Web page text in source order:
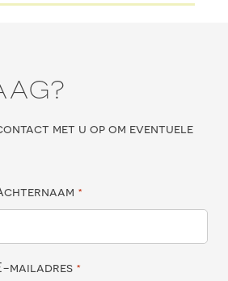
met u op om eventuele
*
mailadres *